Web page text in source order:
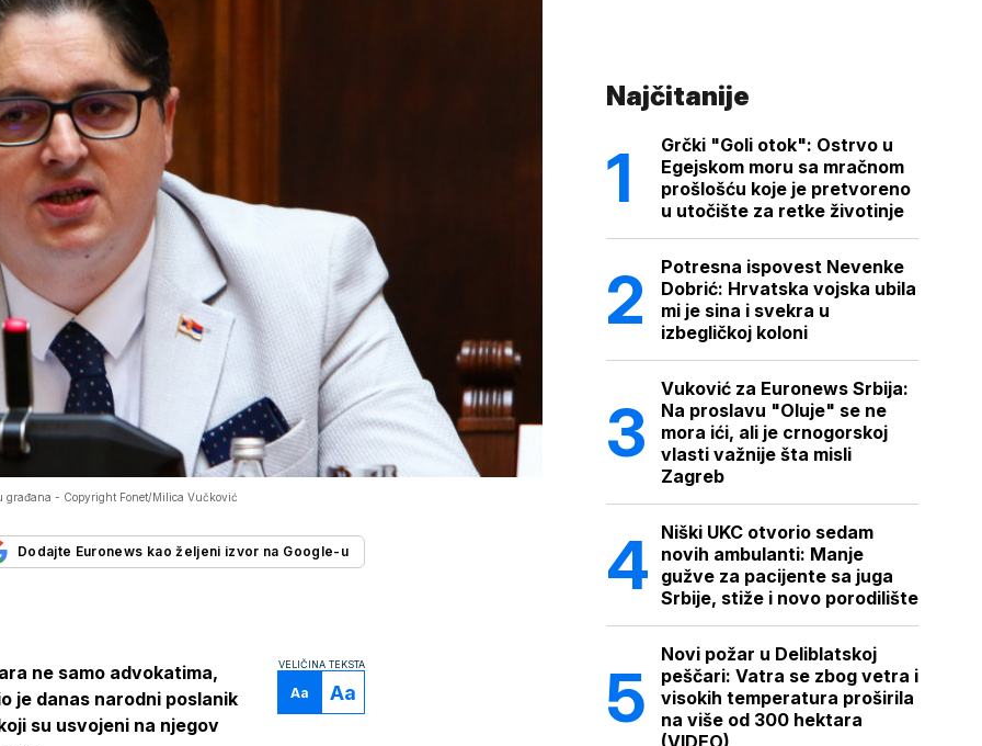
građana - Copyright Fonet/Milica Vučković
Dodajte Euronews kao željeni izvor na Google-u
VELIČINA TEKSTA
Aa Aa
ne samo advokatima,
je danas narodni poslanik
su usvojeni na njegov
Najčitanije
Grčki "Goli otok": Ostrvo u
Egejskom moru sa mračnom
prošlošću koje je pretvoreno
u utočište za retke životinje
Potresna ispovest Nevenke
Dobrić: Hrvatska vojska ubila
mi je sina i svekra u
izbegličkoj koloni
Vuković za Euronews Srbija:
Na proslavu "Oluje" se ne
mora ići, ali je crnogorskoj
vlasti važnije šta misli
Zagreb
Niški UKC otvorio sedam
novih ambulanti: Manje
gužve za pacijente sa juga
Srbije, stiže i novo porodilište
Novi požar u Deliblatskoj
peščari: Vatra se zbog vetra i
visokih temperatura proširila
na više od 300 hektara
(VIDEO)